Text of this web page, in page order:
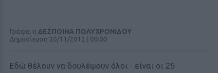
Γράφει η ΔΕΣΠΟΙΝΑ ΠΟΛΥΧΡΟΝΙΔΟΥ
Δημοσίευση 20/11/2012 | 00:00
Εδώ θέλουν να δουλέψουν όλοι - είναι οι 25